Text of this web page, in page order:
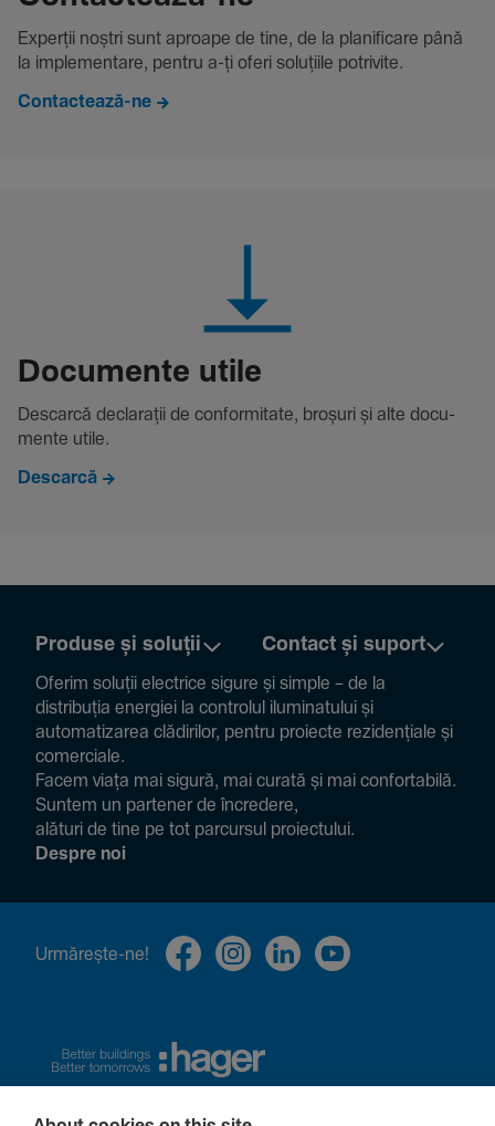
Experții noștri sunt aproape de tine, de la plani­fi­care până
la imple­men­tare, pentru a-ți oferi solu­țiile potri­vite.
Contactează-ne
Docu­mente utile
Descarcă decla­rații de conformitate, broșuri și alte docu­
mente utile.
Descarcă
Produse și soluții Contact și suport
Oferim soluții electrice sigure și simple – de la
distribuția energiei la controlul ilumi­na­tului și
auto­ma­ti­zarea clădi­rilor, pentru proiecte rezi­den­țiale și
comer­ciale.
Facem viața mai sigură, mai curată și mai confor­ta­bilă.
Suntem un partener de încre­dere,
alături de tine pe tot parcursul proiec­tului.
Despre noi
Urmă­rește-ne!